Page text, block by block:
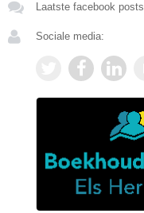
Laatste facebook posts
Sociale media: